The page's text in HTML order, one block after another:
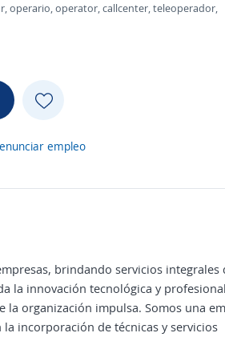
operario, operator, callcenter, teleoperador,
empleo
brindando servicios integrales
la innovación tecnológica y
organización impulsa. Somos una
incorporación de técnicas y servicios